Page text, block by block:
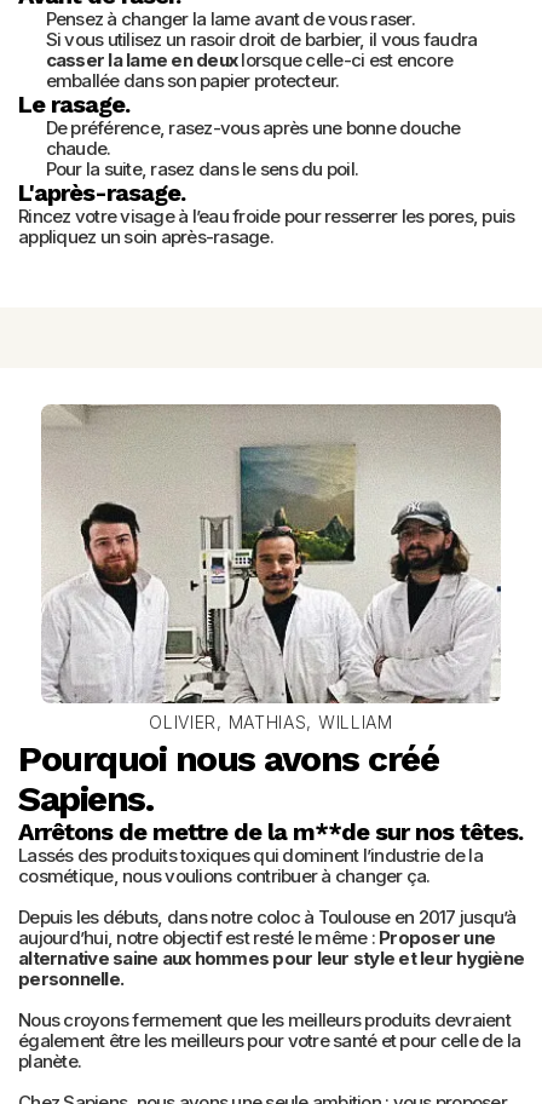
Pensez à changer la lame avant de vous raser.
Si vous utilisez un rasoir droit de barbier, il vous faudra
casser la lame en deuxlorsque celle-ci est encore
emballée dans son papier protecteur.
Le rasage.
De préférence, rasez-vous après une bonne douche
chaude.
Pour la suite, rasez dans le sens du poil.
L'après-rasage.
Rincez votre visage à l’eau froide pour resserrer les pores, puis
appliquez un soin après-rasage.
Pourquoi nous avons créé
Sapiens.
Arrêtons de mettre de la m**de sur nos têtes.
Lassés des produits toxiques qui dominent l’industrie de la
cosmétique, nous voulions contribuer à changer ça.
Depuis les débuts, dans notre coloc à Toulouse en 2017 jusqu’à
aujourd’hui, notre objectif est resté le même : Proposer une
alternative saine aux hommes pour leur style et leur hygiène
personnelle.
Nous croyons fermement que les meilleurs produits devraient
également être les meilleurs pour votre santé et pour celle de la
planète.
OLIVIER, MATHIAS, WILLIAM